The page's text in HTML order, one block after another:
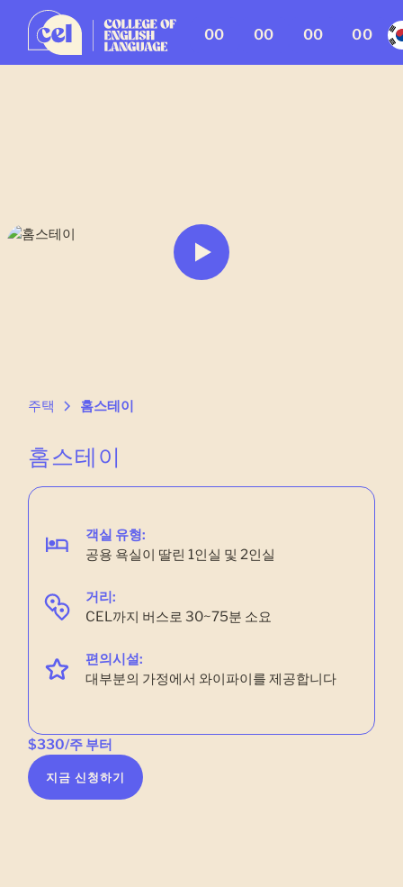
00 00 00 00
주택 홈스테이
홈스테이
객실 유형:
공용 욕실이 딸린 1인실 및 2인실
거리:
CEL까지 버스로 30~75분 소요
편의시설:
대부분의 가정에서 와이파이를 제공합니다
$330/주 부터
지금 신청하기